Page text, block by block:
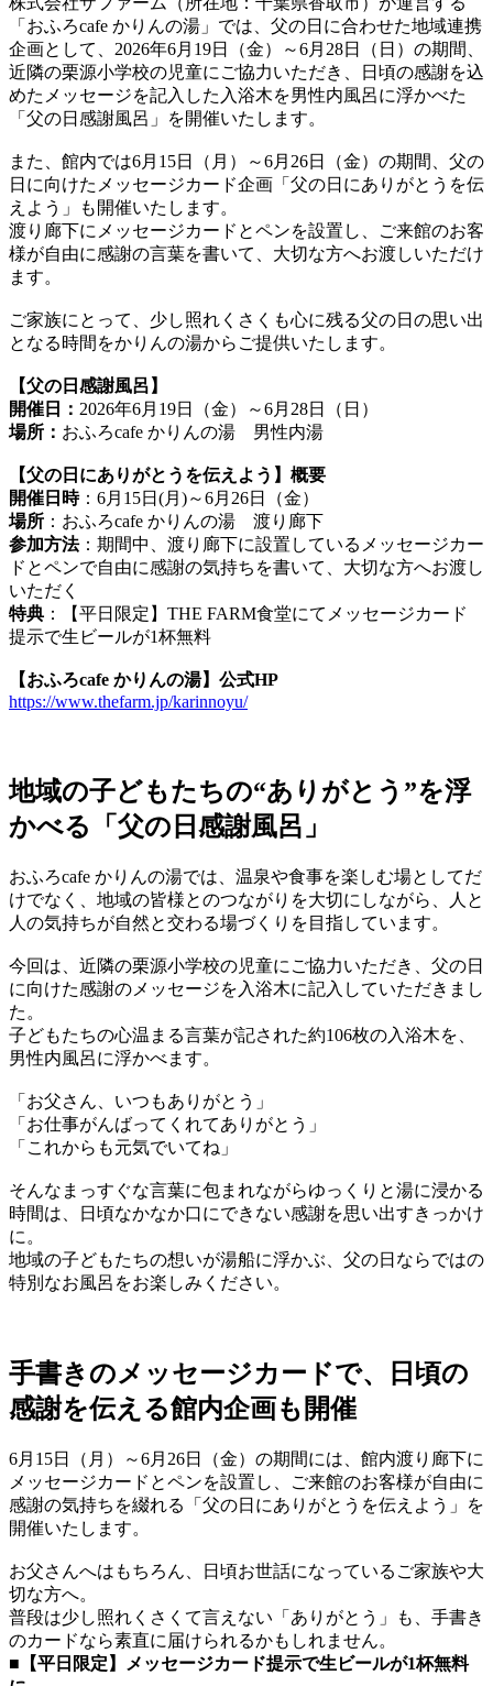
「おふろcafe かりんの湯」では、父の日に合わせた地域連携
企画として、2026年6月19日（金）～6月28日（日）の期間、
近隣の栗源小学校の児童にご協力いただき、日頃の感謝を込
めたメッセージを記入した入浴木を男性内風呂に浮かべた
「父の日感謝風呂」を開催いたします。
また、館内では6月15日（月）～6月26日（金）の期間、父の
日に向けたメッセージカード企画「父の日にありがとうを伝
えよう」も開催いたします。
渡り廊下にメッセージカードとペンを設置し、ご来館のお客
様が自由に感謝の言葉を書いて、大切な方へお渡しいただけ
ます。
ご家族にとって、少し照れくさくも心に残る父の日の思い出
となる時間をかりんの湯からご提供いたします。
【父の日感謝風呂】
開催日： 2026年6月19日（金）～6月28日（日）
場所： おふろcafe かりんの湯 男性内湯
【父の日にありがとうを伝えよう】概要
開催日時：6月15日(月)～6月26日（金）
場所 ：おふろcafe かりんの湯 渡り廊下
参加方法：期間中、渡り廊下に設置しているメッセージカー
ドとペンで自由に感謝の気持ちを書いて、大切な方へお渡し
いただく
特典 ：【平日限定】THE FARM食堂にてメッセージカード
提示で生ビールが1杯無料
【おふろcafe かりんの湯】公式HP
https://www.thefarm.jp/karinnoyu/
地域の子どもたちの“ありがとう”を浮
かべる「父の日感謝風呂」
おふろcafe かりんの湯では、温泉や食事を楽しむ場としてだ
けでなく、地域の皆様とのつながりを大切にしながら、人と
人の気持ちが自然と交わる場づくりを目指しています。
今回は、近隣の栗源小学校の児童にご協力いただき、父の日
に向けた感謝のメッセージを入浴木に記入していただきまし
た。
子どもたちの心温まる言葉が記された約106枚の入浴木を、
男性内風呂に浮かべます。
「お父さん、いつもありがとう」
「お仕事がんばってくれてありがとう」
「これからも元気でいてね」
そんなまっすぐな言葉に包まれながらゆっくりと湯に浸かる
時間は、日頃なかなか口にできない感謝を思い出すきっかけ
に。
地域の子どもたちの想いが湯船に浮かぶ、父の日ならではの
特別なお風呂をお楽しみください。
手書きのメッセージカードで、日頃の
感謝を伝える館内企画も開催
6月15日（月）～6月26日（金）の期間には、館内渡り廊下に
メッセージカードとペンを設置し、ご来館のお客様が自由に
感謝の気持ちを綴れる「父の日にありがとうを伝えよう」を
開催いたします。
お父さんへはもちろん、日頃お世話になっているご家族や大
切な方へ。
普段は少し照れくさくて言えない「ありがとう」も、手書き
のカードなら素直に届けられるかもしれません。
■【平日限定】メッセージカード提示で生ビールが1杯無料